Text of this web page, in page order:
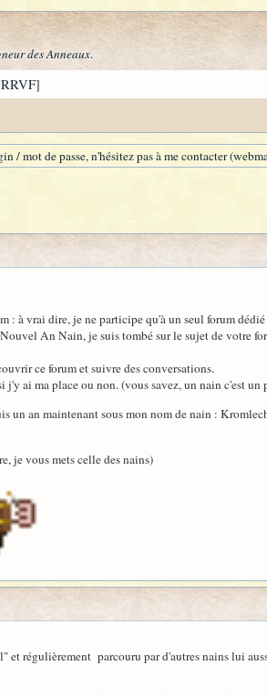
des Anneaux.
/ mot de passe, n'hésitez pas à me contacter
: à vrai dire, je ne participe qu'à un seul forum
An Nain, je suis tombé sur le sujet de votre
ce forum et suivre des conversations.
ai ma place ou non. (vous savez, un nain c'est un
un an maintenant sous mon nom de nain :
je vous mets celle des nains)
et régulièrement parcouru par d'autres nains lui